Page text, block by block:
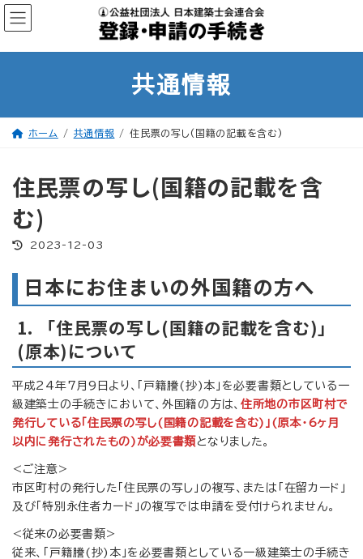
コ
ン
テ
ツ
ナ
ビ
ゲ
シ
共通情報
ホーム 共通情報 住民票の写し(国籍の記載を含む)
住民票の写し(国籍の記載を含
む)
最
日
時
2023-12-03
日本にお住まいの外国籍の方へ
1. 「住民票の写し(国籍の記載を含む)」
(原本)について
平成24年7月9日より、「戸籍謄(抄)本」を必要書類としている一
級建築士の手続きにおいて、外国籍の方は、 住所地の市区町村で
発行している「住民票の写し(国籍の記載を含む)」(原本・6ヶ月
以内に発行されたもの)が必要書類 となりました。
<ご注意>
市区町村の発行した「住民票の写し」の複写、または「在留カード」
及び「特別永住者カード」の複写では申請を受付けられません。
<従来の必要書類>
従来、「戸籍謄(抄)本」を必要書類としている一級建築士の手続き